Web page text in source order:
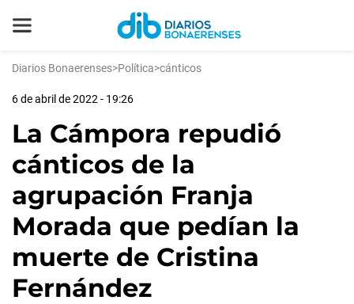
Diarios Bonaerenses>Política>cánticos
6 de abril de 2022 - 19:26
La Cámpora repudió
cánticos de la
agrupación Franja
Morada que pedían la
muerte de Cristina
Fernández